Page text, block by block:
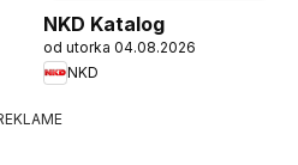
NKD Katalog
od utorka 04.08.2026
NKD